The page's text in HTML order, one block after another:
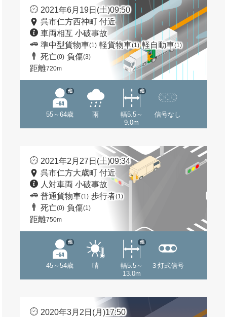
2021年6月19日(土)09:50
呉市仁方西神町 付近
車両相互 小破事故
準中型貨物車(1) 軽貨物車(1) 軽自動車(1)
死亡(0) 負傷(3)
距離720m
55～64歳
他
雨
幅5.5～
9.0m
他
信号なし
2021年2月27日(土)09:34
呉市仁方大歳町 付近
人対車両 小破事故
普通貨物車(1) 歩行者(1)
死亡(0) 負傷(1)
距離750m
45～54歳
他
晴
幅5.5～
13.0m
他
３灯式信号
2020年3月2日(月)17:50